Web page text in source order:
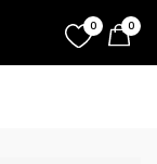
0 0